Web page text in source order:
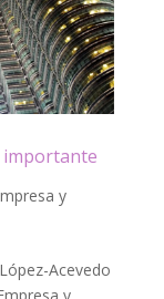
importante
y
Acevedo